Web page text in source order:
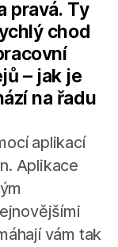
pravá. Ty
chod
– jak je
na řadu
aplikací
Aplikace
vám tak